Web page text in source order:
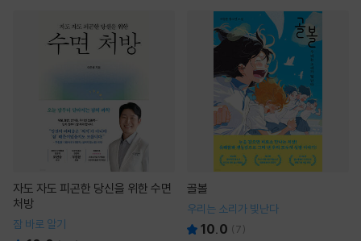
자도 자도 피곤한 당신을 위한 수면
처방
잠 바로 알기
골볼
우리는 소리가 빛난다
10.0 (7)